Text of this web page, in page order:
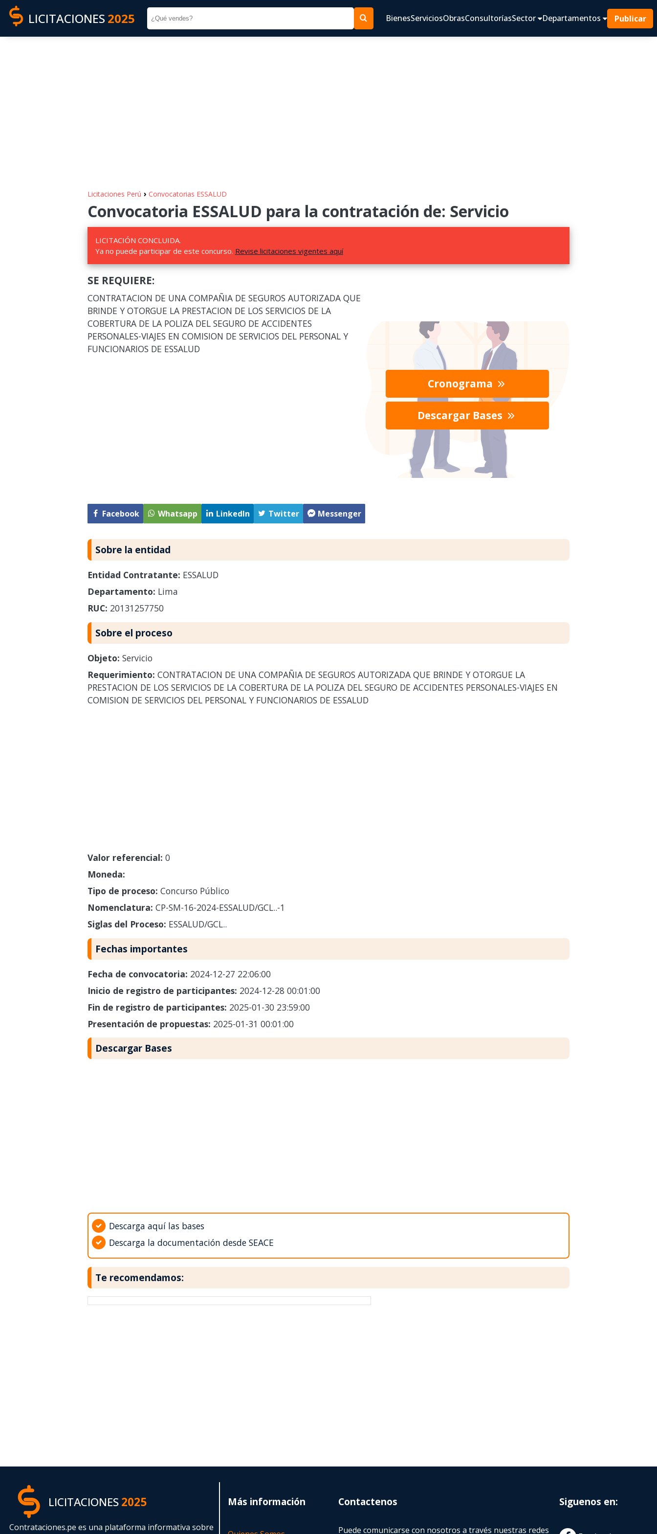
LICITACIONES 2025 BienesServiciosObrasConsultoríasSector Departamentos Publicar
Licitaciones Perú › Convocatorias ESSALUD
Convocatoria ESSALUD para la contratación de: Servicio
LICITACIÓN CONCLUIDA.
Ya no puede participar de este concurso. Revise licitaciones vigentes aquí
SE REQUIERE:
CONTRATACION DE UNA COMPAÑIA DE SEGUROS AUTORIZADA QUE
BRINDE Y OTORGUE LA PRESTACION DE LOS SERVICIOS DE LA
COBERTURA DE LA POLIZA DEL SEGURO DE ACCIDENTES
PERSONALES-VIAJES EN COMISION DE SERVICIOS DEL PERSONAL Y
FUNCIONARIOS DE ESSALUD
Facebook Whatsapp LinkedIn Twitter Messenger
Cronograma
Descargar Bases
Sobre la entidad
Entidad Contratante: ESSALUD
Departamento: Lima
RUC: 20131257750
Sobre el proceso
Objeto: Servicio
Requerimiento: CONTRATACION DE UNA COMPAÑIA DE SEGUROS AUTORIZADA QUE BRINDE Y OTORGUE LA
PRESTACION DE LOS SERVICIOS DE LA COBERTURA DE LA POLIZA DEL SEGURO DE ACCIDENTES PERSONALES-VIAJES EN
COMISION DE SERVICIOS DEL PERSONAL Y FUNCIONARIOS DE ESSALUD
Valor referencial: 0
Moneda:
Tipo de proceso: Concurso Público
Nomenclatura: CP-SM-16-2024-ESSALUD/GCL..-1
Siglas del Proceso: ESSALUD/GCL..
Fechas importantes
Fecha de convocatoria: 2024-12-27 22:06:00
Inicio de registro de participantes: 2024-12-28 00:01:00
Fin de registro de participantes: 2025-01-30 23:59:00
Presentación de propuestas: 2025-01-31 00:01:00
Descargar Bases
Descarga aquí las bases
Descarga la documentación desde SEACE
Te recomendamos:
LICITACIONES2025
Contrataciones.pe es una plataforma informativa sobre
Más información Contactenos
Puede comunicarse con nosotros a través nuestras redes
Siguenos en: